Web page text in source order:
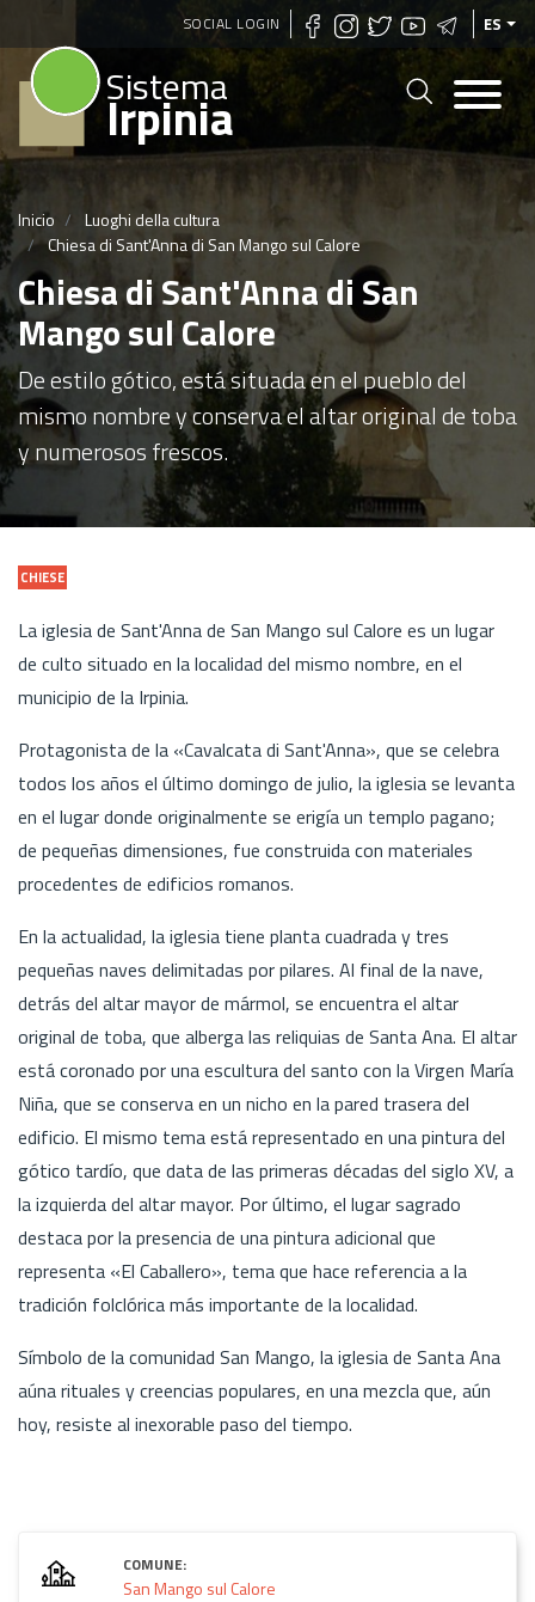
Pasar
al
contenido
principal
SOCIAL LOGIN ES
Sistema
Irpinia
Inicio
Luoghi della cultura
Chiesa di Sant'Anna di San Mango sul Calore
Chiesa di Sant'Anna di San
Mango sul Calore
De estilo gótico, está situada en el pueblo del
mismo nombre y conserva el altar original de toba
y numerosos frescos.
CHIESE
La iglesia de Sant'Anna de San Mango sul Calore es un lugar
de culto situado en la localidad del mismo nombre, en el
municipio de la Irpinia.
Protagonista de la «Cavalcata di Sant'Anna», que se celebra
todos los años el último domingo de julio, la iglesia se levanta
en el lugar donde originalmente se erigía un templo pagano;
de pequeñas dimensiones, fue construida con materiales
procedentes de edificios romanos.
En la actualidad, la iglesia tiene planta cuadrada y tres
pequeñas naves delimitadas por pilares. Al final de la nave,
detrás del altar mayor de mármol, se encuentra el altar
original de toba, que alberga las reliquias de Santa Ana. El altar
está coronado por una escultura del santo con la Virgen María
Niña, que se conserva en un nicho en la pared trasera del
edificio. El mismo tema está representado en una pintura del
gótico tardío, que data de las primeras décadas del siglo XV, a
la izquierda del altar mayor. Por último, el lugar sagrado
destaca por la presencia de una pintura adicional que
representa «El Caballero», tema que hace referencia a la
tradición folclórica más importante de la localidad.
Símbolo de la comunidad San Mango, la iglesia de Santa Ana
aúna rituales y creencias populares, en una mezcla que, aún
hoy, resiste al inexorable paso del tiempo.
COMUNE:
San Mango sul Calore